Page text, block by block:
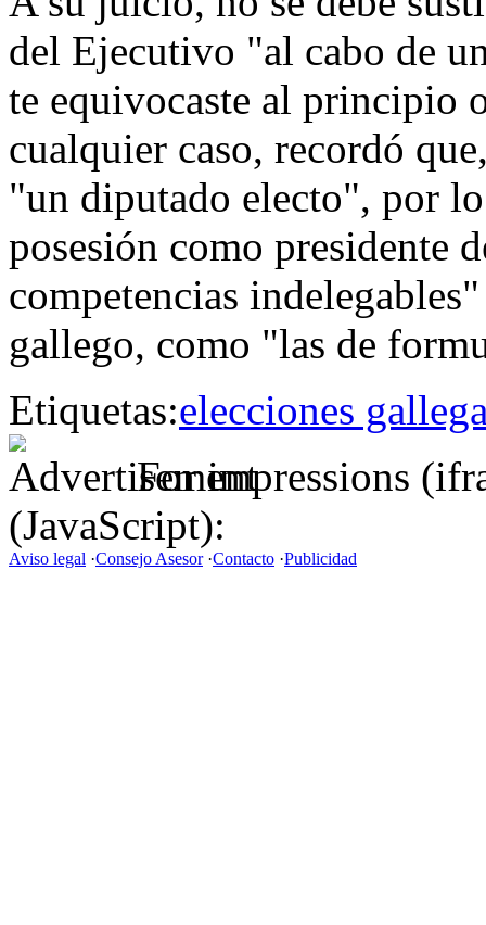
del Ejecutivo "al cabo de
te equivocaste al principio
cualquier caso, recordó
"un diputado electo", por
posesión como presidente
competencias
gallego, como "las de
Etiquetas:elecciones
For impressions
(JavaScript):
Aviso legal ·Consejo Asesor·Contacto ·Publicidad